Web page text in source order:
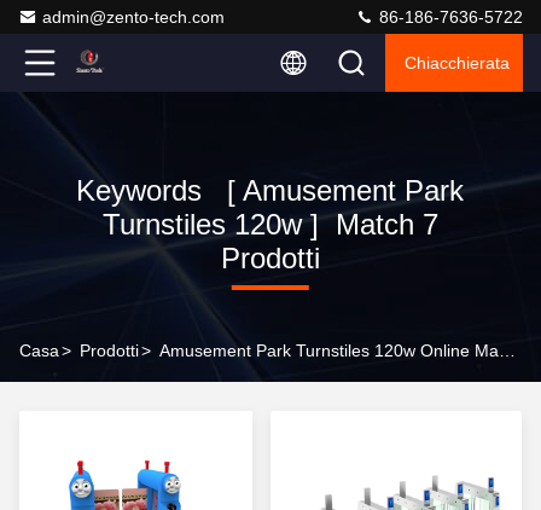
admin@zento-tech.com 86-186-7636-5722
Chiacchierata
Keywords [ Amusement Park
Turnstiles 120w ] Match 7
Prodotti
Casa> Prodotti>